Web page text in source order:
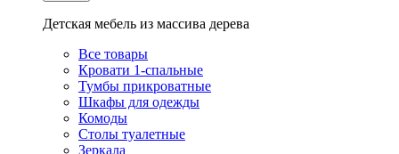
Детская мебель из массива дерева
Все товары
Кровати 1-спальные
Тумбы прикроватные
Шкафы для одежды
Комоды
Столы туалетные
Зеркала